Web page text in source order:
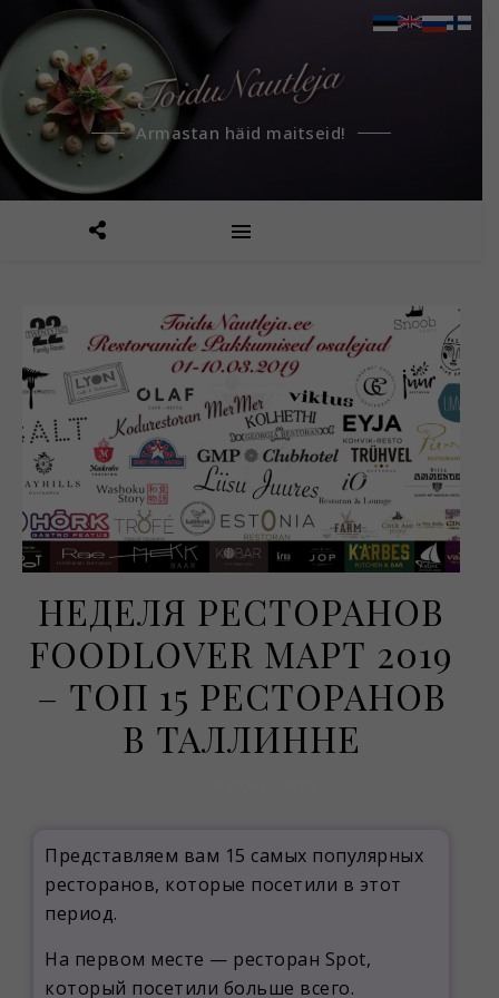
Armastan häid maitseid!
НЕДЕЛЯ РЕСТОРАНОВ
FOODLOVER МАРТ 2019
– ТОП 15 РЕСТОРАНОВ
В ТАЛЛИННЕ
Представляем вам 15 самых популярных
ресторанов, которые посетили в этот
период.
На первом месте — ресторан Spot,
который посетили больше всего.